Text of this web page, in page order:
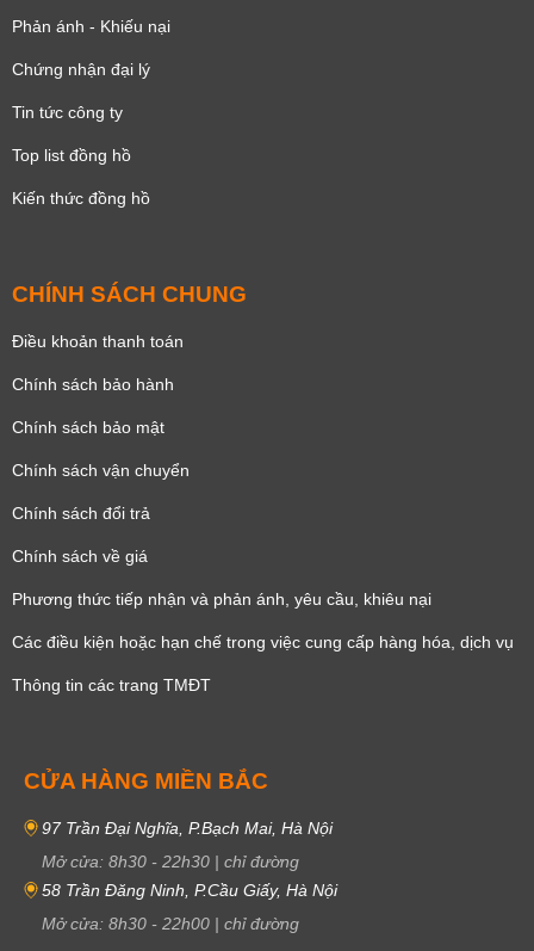
Phản ánh - Khiếu nại
Chứng nhận đại lý
Tin tức công ty
Top list đồng hồ
Kiến thức đồng hồ
CHÍNH SÁCH CHUNG
Điều khoản thanh toán
Chính sách bảo hành
Chính sách bảo mật
Chính sách vận chuyển
Chính sách đổi trả
Chính sách về giá
Phương thức tiếp nhận và phản ánh, yêu cầu, khiêu nại
Các điều kiện hoặc hạn chế trong việc cung cấp hàng hóa, dịch vụ
Thông tin các trang TMĐT
CỬA HÀNG MIỀN BẮC
97 Trần Đại Nghĩa, P.Bạch Mai, Hà Nội
Mở cửa: 8h30 - 22h30 | chỉ đường
58 Trần Đăng Ninh, P.Cầu Giấy, Hà Nội
Mở cửa: 8h30 - 22h00 | chỉ đường